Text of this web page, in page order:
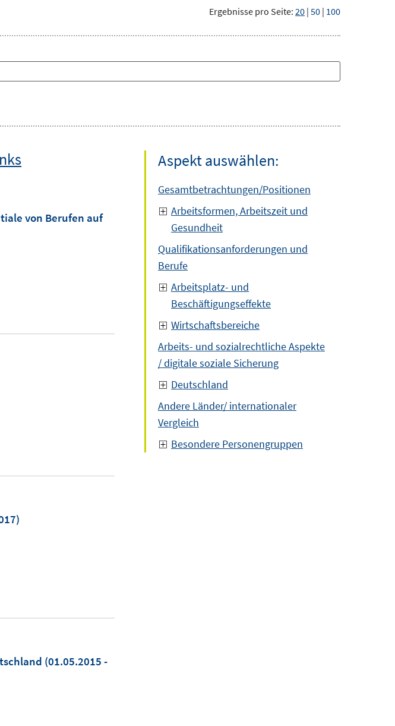
Ergebnisse pro Seite: 20 | 50 | 100
von Berufen auf
(01.05.2015 -
Aspekt auswählen:
Gesamtbetrachtungen/Positionen
Arbeitsformen, Arbeitszeit und
Gesundheit
Qualifikationsanforderungen und
Berufe
Arbeitsplatz- und
Beschäftigungseffekte
Wirtschaftsbereiche
Arbeits- und sozialrechtliche Aspekte
/ digitale soziale Sicherung
Deutschland
Andere Länder/ internationaler
Vergleich
Besondere Personengruppen